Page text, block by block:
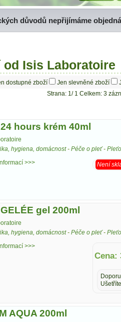
důvodů nepřijímáme
od Isis Laboratoire
dostupné zboží Jen slevněné zboží
Strana: 1/ 1 Celkem: 3
hours krém 40ml
hygiena, domácnost- Péče o pleť-
>>> Není
gel 200ml
hygiena, domácnost- Péče o pleť-
>>>
Cena:
AQUA 200ml